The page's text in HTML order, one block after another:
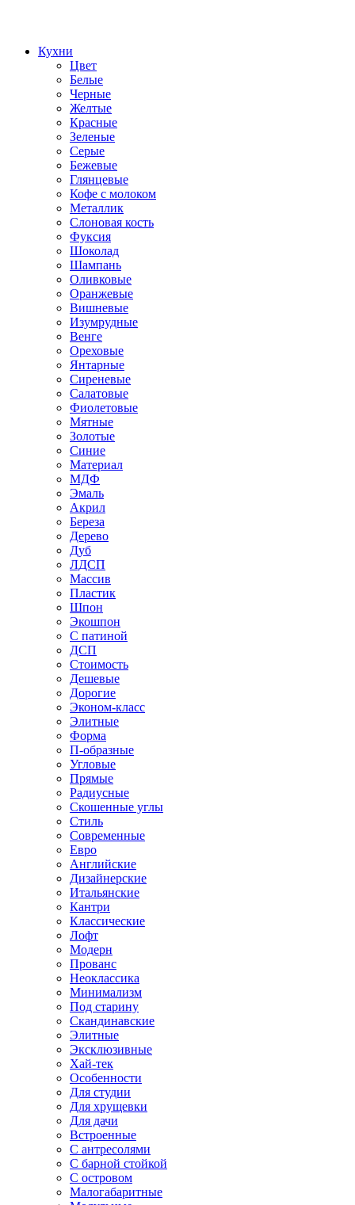
Кухни
Цвет
Белые
Черные
Желтые
Красные
Зеленые
Серые
Бежевые
Глянцевые
Кофе с молоком
Металлик
Слоновая кость
Фуксия
Шоколад
Шампань
Оливковые
Оранжевые
Вишневые
Изумрудные
Венге
Ореховые
Янтарные
Сиреневые
Салатовые
Фиолетовые
Мятные
Золотые
Синие
Материал
МДФ
Эмаль
Акрил
Береза
Дерево
Дуб
ЛДСП
Массив
Пластик
Шпон
Экошпон
С патиной
ДСП
Стоимость
Дешевые
Дорогие
Эконом-класс
Элитные
Форма
П-образные
Угловые
Прямые
Радиусные
Скошенные углы
Стиль
Современные
Евро
Английские
Дизайнерские
Итальянские
Кантри
Классические
Лофт
Модерн
Прованс
Неоклассика
Минимализм
Под старину
Скандинавские
Элитные
Эксклюзивные
Хай-тек
Особенности
Для студии
Для хрущевки
Для дачи
Встроенные
С антресолями
С барной стойкой
С островом
Малогабаритные